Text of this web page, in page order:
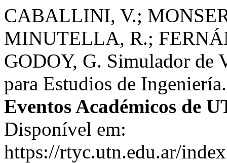
CABALLINI, V.;
MINUTELLA, R.;
GODOY, G. Simulador de
para Estudios de
Eventos Académicos de
Disponível em:
https://rtyc.utn.edu.ar/